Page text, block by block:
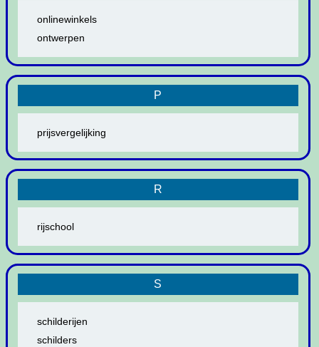
onlinewinkels
ontwerpen
P
prijsvergelijking
R
rijschool
S
schilderijen
schilders